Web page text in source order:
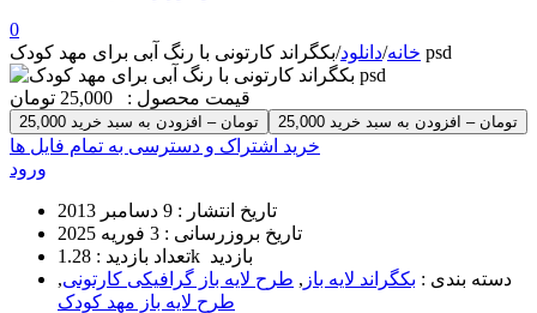
0
خانه/دانلود/ بکگراند کارتونی با رنگ آبی برای مهد کودک psd
قیمت محصول : 25,000 تومان
25,000 تومان – افزودن به سبد خرید
خرید اشتراک و دسترسی به تمام فایل ها
ورود
تاریخ انتشار : 9 دسامبر 2013
تاریخ بروزرسانی : 3 فوریه 2025
تعداد بازدید :
1.28k بازدید
دسته بندی : بکگراند لایه باز , طرح لایه باز گرافیکی کارتونی,
طرح لایه باز مهد کودک